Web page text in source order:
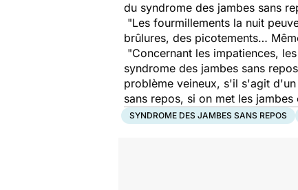
du syndrome des jambes sans
"Les fourmillements la nuit
brûlures, des picotements…
"Concernant les impatiences,
syndrome des jambes sans
problème veineux, s'il s'agit
sans repos, si on met les
SYNDROME DES JAMBES SANS REPOS